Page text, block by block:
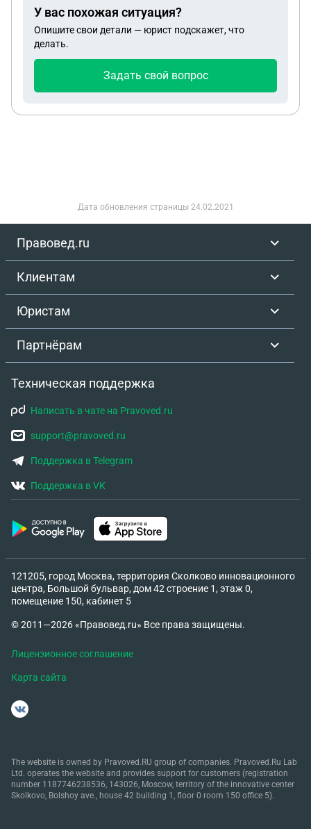
не смогу. До спектакля 12 дней, большой театр
отказался вернуть мне средства онлайн. Говорят ,
что могут только лично в кассе. А я нахожусь в
возврат. К тому же, почему я покупала онлайн , а
театра? И что делать дальше?
У вас похожая ситуация?
Опишите свои детали — юрист подскажет, что
делать.
Задать свой вопрос
Дата обновления страницы 24.02.2021
Правовед.ru
Клиентам
Юристам
Партнёрам
Техническая поддержка
Написать в чате на Pravoved.ru
support@pravoved.ru
Поддержка в Telegram
Поддержка в VK
121205, город Москва, территория Сколково инновационного
центра, Большой бульвар, дом 42 строение 1, этаж 0,
помещение 150, кабинет 5
© 2011—2026 «Правовед.ru» Все права защищены.
Лицензионное соглашение
Карта сайта
The website is owned by Pravoved.RU group of companies. Pravoved.Ru Lab
Ltd. operates the website and provides support for customers (registration
number 1187746238536, 143026, Moscow, territory of the innovative center
Skolkovo, Bolshoy ave., house 42 building 1, floor 0 room 150 office 5).